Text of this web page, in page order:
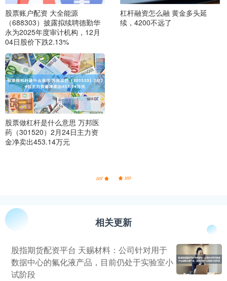
股票账户配资 大全能源
（688303）披露拟续聘德勤华
永为2025年度审计机构，12月
04日股价下跌2.13%
杠杆融资怎么融 黄金多头延
续，4200不远了
股票做杠杆是什么意思 万邦医
药（301520）2月24日主力资
金净卖出453.14万元
相关更新
股指期货配资平台 天赐材料：公司针对用于
数据中心的氟化液产品，目前仍处于实验室小
试阶段